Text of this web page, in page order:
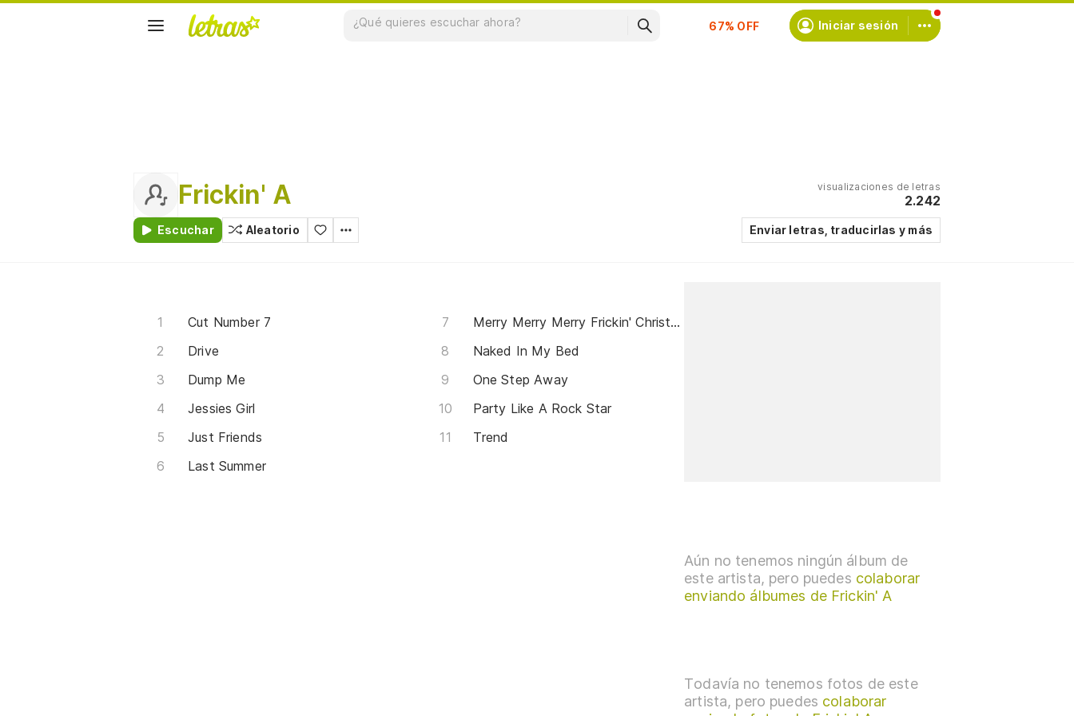
Suscríbete Iniciar sesión
Frickin' A
Escuchar Aleatorio
visualizaciones de letras
2.242
Enviar letras, traducirlas y más
Cut Number 7
Drive
Dump Me
Jessies Girl
Just Friends
Last Summer
Merry Merry Merry Frickin' Christmas
Naked In My Bed
One Step Away
Party Like A Rock Star
Trend
Aún no tenemos ningún álbum de
este artista, pero puedes colaborar
enviando álbumes de Frickin' A
Todavía no tenemos fotos de este
artista, pero puedes colaborar